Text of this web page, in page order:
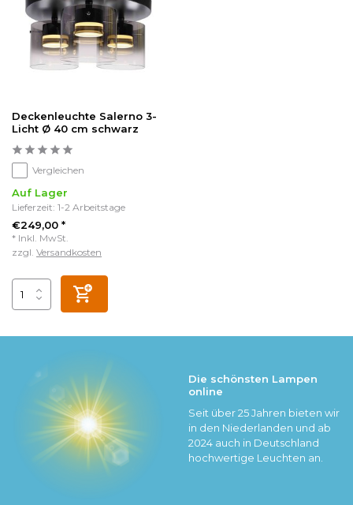
Deckenleuchte Salerno 3-
Licht Ø 40 cm schwarz
Vergleichen
Auf Lager
Lieferzeit: 1-2 Arbeitstage
€249,00 *
* Inkl. MwSt.
zzgl. Versandkosten
Die schönsten Lampen
online
Seit über 25 Jahren bieten wir
in den Niederlanden und ab
2024 auch in Deutschland
hochwertige Leuchten an.